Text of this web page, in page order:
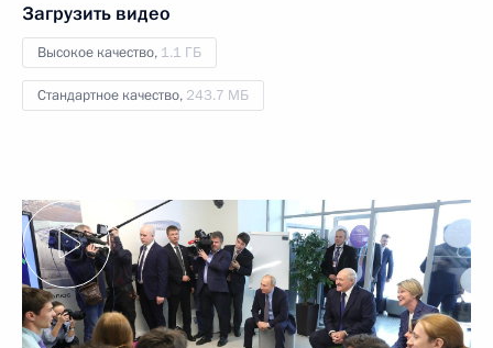
Загрузить видео
Высокое качество, 1.1 ГБ
Стандартное качество, 243.7 МБ